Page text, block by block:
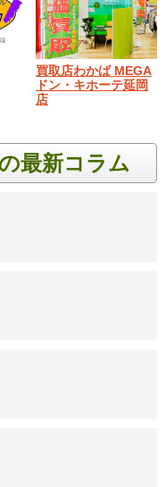
買取店わかば MEGA
ドン・キホーテ延岡
店
最新コラム